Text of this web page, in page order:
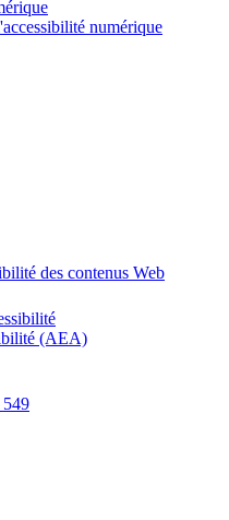
numérique
des contenus Web
(AEA)
549